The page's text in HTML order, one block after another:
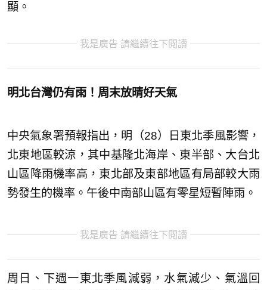
顯。
我是廣告 請繼續往下閱讀
明北台灣仍有雨！周末放晴好天氣
中央氣象署預報指出，明（28）日東北季風影響，
北東地區較涼，其中基隆北海岸、東半部、大台北
山區降雨機率高，東北部及東部地區有局部較大雨
勢發生的機率。午後中南部山區有零星短暫陣雨。
我是廣告 請繼續往下閱讀
周日、下週一東北季風減弱，水氣減少、氣溫回